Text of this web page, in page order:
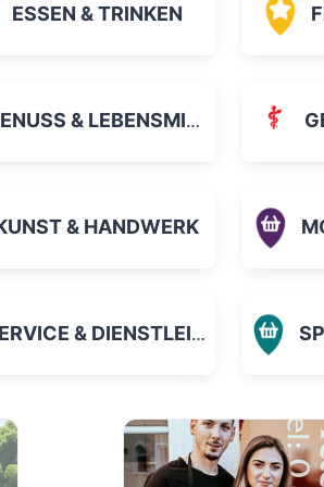
ESSEN & TRINKEN
& LEBENSMITTEL
& HANDWERK
& DIENSTLEISTUNGEN